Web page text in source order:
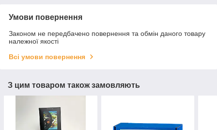
Умови повернення
Законом не передбачено повернення та обмін даного товару
належної якості
Всі умови повернення
З цим товаром також замовляють